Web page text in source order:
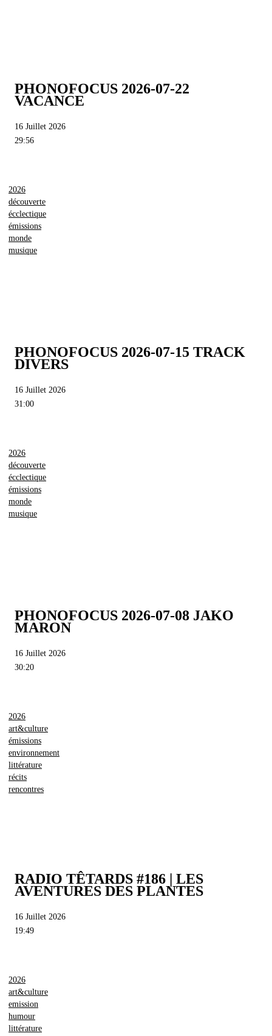
PHONOFOCUS 2026-07-22
VACANCE
16 Juillet 2026
29:56
2026
découverte
écclectique
émissions
monde
musique
PHONOFOCUS 2026-07-15 TRACK
DIVERS
16 Juillet 2026
31:00
2026
découverte
écclectique
émissions
monde
musique
PHONOFOCUS 2026-07-08 JAKO
MARON
16 Juillet 2026
30:20
2026
art&culture
émissions
environnement
littérature
récits
rencontres
RADIO TÊTARDS #186 | LES
AVENTURES DES PLANTES
16 Juillet 2026
19:49
2026
art&culture
emission
humour
littérature